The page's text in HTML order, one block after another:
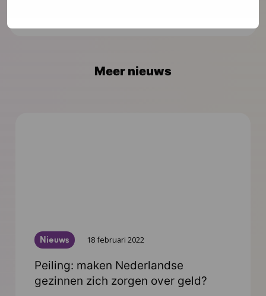
Meer nieuws
Nieuws 18 februari 2022
Peiling: maken Nederlandse
gezinnen zich zorgen over geld?